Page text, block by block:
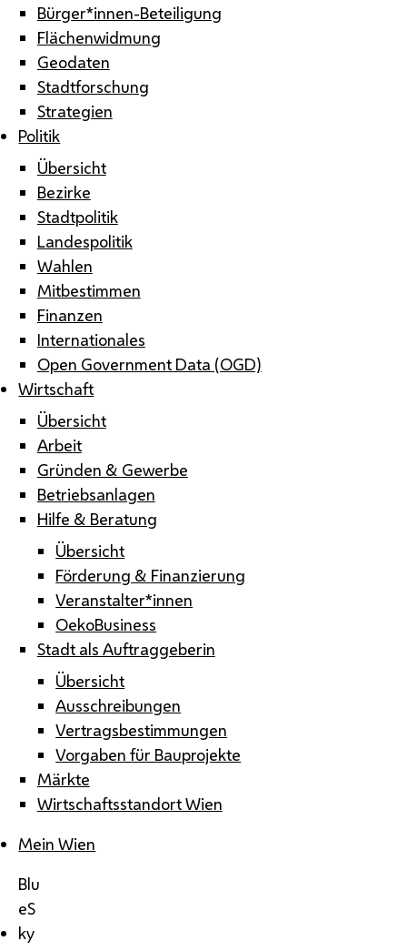
Bürger*innen-Beteiligung
Flächenwidmung
Geodaten
Stadtforschung
Strategien
Politik
Übersicht
Bezirke
Stadtpolitik
Landespolitik
Wahlen
Mitbestimmen
Finanzen
Internationales
Open Government Data (OGD)
Wirtschaft
Übersicht
Arbeit
Gründen & Gewerbe
Betriebsanlagen
Hilfe & Beratung
Übersicht
Förderung & Finanzierung
Veranstalter*innen
OekoBusiness
Stadt als Auftraggeberin
Übersicht
Ausschreibungen
Vertragsbestimmungen
Vorgaben für Bauprojekte
Märkte
Wirtschaftsstandort Wien
Mein Wien
Blu
eS
ky